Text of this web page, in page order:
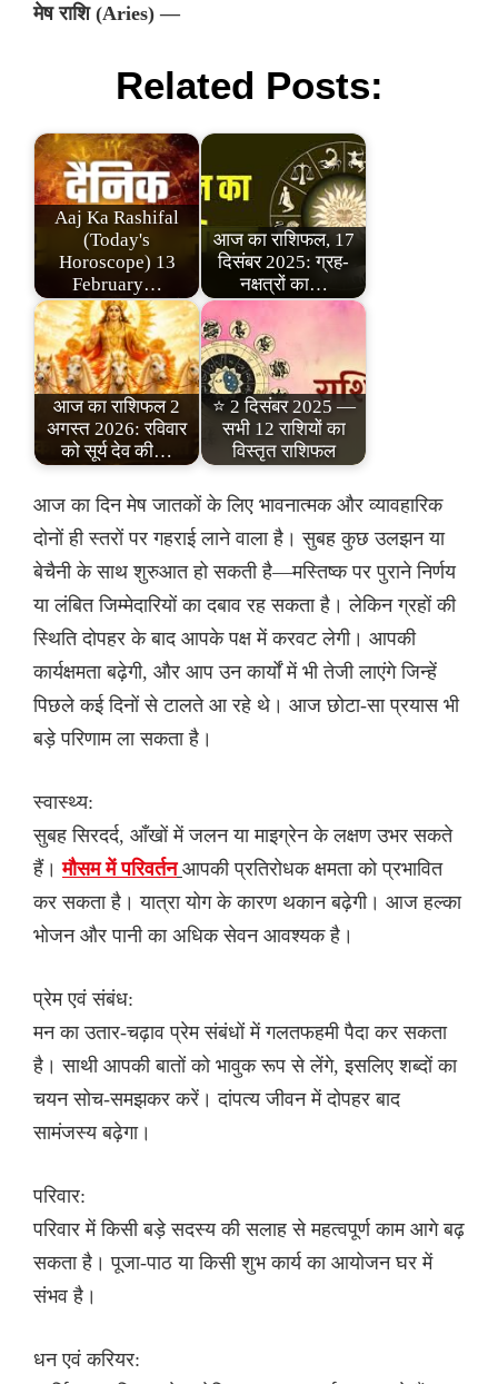
मेष राशि (Aries) —
Related Posts:
Aaj Ka Rashifal
(Today's
Horoscope) 13
February…
आज का राशिफल, 17
दिसंबर 2025: ग्रह-
नक्षत्रों का…
आज का राशिफल 2
अगस्त 2026: रविवार
को सूर्य देव की…
⭐ 2 दिसंबर 2025 —
सभी 12 राशियों का
विस्तृत राशिफल
आज का दिन मेष जातकों के लिए भावनात्मक और व्यावहारिक
दोनों ही स्तरों पर गहराई लाने वाला है। सुबह कुछ उलझन या
बेचैनी के साथ शुरुआत हो सकती है—मस्तिष्क पर पुराने निर्णय
या लंबित जिम्मेदारियों का दबाव रह सकता है। लेकिन ग्रहों की
स्थिति दोपहर के बाद आपके पक्ष में करवट लेगी। आपकी
कार्यक्षमता बढ़ेगी, और आप उन कार्यों में भी तेजी लाएंगे जिन्हें
पिछले कई दिनों से टालते आ रहे थे। आज छोटा-सा प्रयास भी
बड़े परिणाम ला सकता है।
स्वास्थ्य:
सुबह सिरदर्द, आँखों में जलन या माइग्रेन के लक्षण उभर सकते
हैं।मौसम में परिवर्तन आपकी प्रतिरोधक क्षमता को प्रभावित
कर सकता है। यात्रा योग के कारण थकान बढ़ेगी। आज हल्का
भोजन और पानी का अधिक सेवन आवश्यक है।
प्रेम एवं संबंध:
मन का उतार-चढ़ाव प्रेम संबंधों में गलतफहमी पैदा कर सकता
है। साथी आपकी बातों को भावुक रूप से लेंगे, इसलिए शब्दों का
चयन सोच-समझकर करें। दांपत्य जीवन में दोपहर बाद
सामंजस्य बढ़ेगा।
परिवार:
परिवार में किसी बड़े सदस्य की सलाह से महत्वपूर्ण काम आगे बढ़
सकता है। पूजा-पाठ या किसी शुभ कार्य का आयोजन घर में
संभव है।
धन एवं करियर: